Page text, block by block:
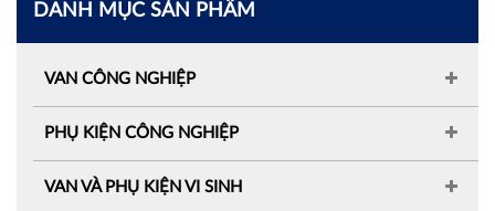
DANH MỤC SẢN PHẨM
VAN CÔNG NGHIỆP
PHỤ KIỆN CÔNG NGHIỆP
VAN VÀ PHỤ KIỆN VI SINH